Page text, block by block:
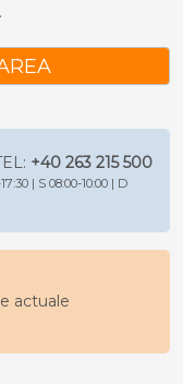
+40 263 215 500
| S 08:00-10:00 | D
actuale